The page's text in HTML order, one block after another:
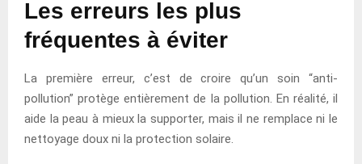
Les erreurs les plus
fréquentes à éviter
La première erreur, c’est de croire qu’un soin “anti-
pollution” protège entièrement de la pollution. En réalité, il
aide la peau à mieux la supporter, mais il ne remplace ni le
nettoyage doux ni la protection solaire.